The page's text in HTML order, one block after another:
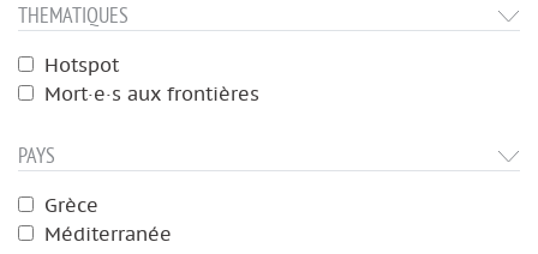
THEMATIQUES
Hotspot
Mort·e·s aux frontières
PAYS
Grèce
Méditerranée